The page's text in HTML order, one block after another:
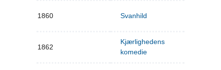
1860 Svanhild
1862
Kjærlighedens
komedie